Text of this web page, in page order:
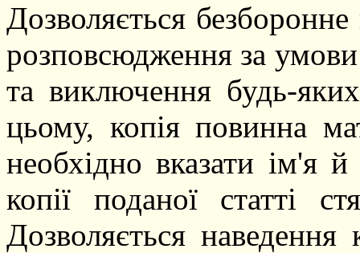
Дозволяється безборонне
розповсюдження за умови
та виключення будь-
цьому, копія повинна
необхідно вказати ім'я
копії поданої статті
Дозволяється